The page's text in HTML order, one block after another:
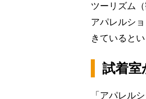
ツーリズム
アパレルシ
きていると
試着
「アパレル